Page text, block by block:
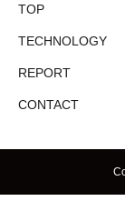
TOP
TECHNOLOGY
REPORT
CONTACT